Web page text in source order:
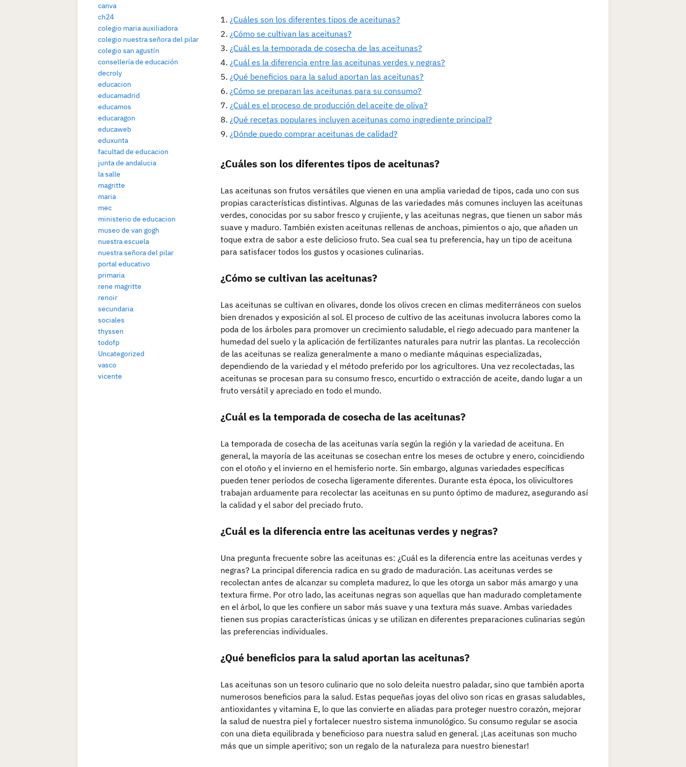
canva
ch24
colegio maria auxiliadora
colegio nuestra señora del pilar
colegio san agustín
consellería de educación
decroly
educacion
educamadrid
educamos
educaragon
educaweb
eduxunta
facultad de educacion
junta de andalucia
la salle
magritte
maria
mec
ministerio de educacion
museo de van gogh
nuestra escuela
nuestra señora del pilar
portal educativo
primaria
rene magritte
renoir
secundaria
sociales
thyssen
todofp
Uncategorized
vasco
vicente
¿Cuáles son los diferentes tipos de aceitunas?
¿Cómo se cultivan las aceitunas?
¿Cuál es la temporada de cosecha de las aceitunas?
¿Cuál es la diferencia entre las aceitunas verdes y negras?
¿Qué beneficios para la salud aportan las aceitunas?
¿Cómo se preparan las aceitunas para su consumo?
¿Cuál es el proceso de producción del aceite de oliva?
¿Qué recetas populares incluyen aceitunas como ingrediente principal?
¿Dónde puedo comprar aceitunas de calidad?
¿Cuáles son los diferentes tipos de aceitunas?
Las aceitunas son frutos versátiles que vienen en una amplia variedad de tipos, cada uno con sus
propias características distintivas. Algunas de las variedades más comunes incluyen las aceitunas
verdes, conocidas por su sabor fresco y crujiente, y las aceitunas negras, que tienen un sabor más
suave y maduro. También existen aceitunas rellenas de anchoas, pimientos o ajo, que añaden un
toque extra de sabor a este delicioso fruto. Sea cual sea tu preferencia, hay un tipo de aceituna
para satisfacer todos los gustos y ocasiones culinarias.
¿Cómo se cultivan las aceitunas?
Las aceitunas se cultivan en olivares, donde los olivos crecen en climas mediterráneos con suelos
bien drenados y exposición al sol. El proceso de cultivo de las aceitunas involucra labores como la
poda de los árboles para promover un crecimiento saludable, el riego adecuado para mantener la
humedad del suelo y la aplicación de fertilizantes naturales para nutrir las plantas. La recolección
de las aceitunas se realiza generalmente a mano o mediante máquinas especializadas,
dependiendo de la variedad y el método preferido por los agricultores. Una vez recolectadas, las
aceitunas se procesan para su consumo fresco, encurtido o extracción de aceite, dando lugar a un
fruto versátil y apreciado en todo el mundo.
¿Cuál es la temporada de cosecha de las aceitunas?
La temporada de cosecha de las aceitunas varía según la región y la variedad de aceituna. En
general, la mayoría de las aceitunas se cosechan entre los meses de octubre y enero, coincidiendo
con el otoño y el invierno en el hemisferio norte. Sin embargo, algunas variedades específicas
pueden tener períodos de cosecha ligeramente diferentes. Durante esta época, los olivicultores
trabajan arduamente para recolectar las aceitunas en su punto óptimo de madurez, asegurando así
la calidad y el sabor del preciado fruto.
¿Cuál es la diferencia entre las aceitunas verdes y negras?
Una pregunta frecuente sobre las aceitunas es: ¿Cuál es la diferencia entre las aceitunas verdes y
negras? La principal diferencia radica en su grado de maduración. Las aceitunas verdes se
recolectan antes de alcanzar su completa madurez, lo que les otorga un sabor más amargo y una
textura firme. Por otro lado, las aceitunas negras son aquellas que han madurado completamente
en el árbol, lo que les confiere un sabor más suave y una textura más suave. Ambas variedades
tienen sus propias características únicas y se utilizan en diferentes preparaciones culinarias según
las preferencias individuales.
¿Qué beneficios para la salud aportan las aceitunas?
Las aceitunas son un tesoro culinario que no solo deleita nuestro paladar, sino que también aporta
numerosos beneficios para la salud. Estas pequeñas joyas del olivo son ricas en grasas saludables,
antioxidantes y vitamina E, lo que las convierte en aliadas para proteger nuestro corazón, mejorar
la salud de nuestra piel y fortalecer nuestro sistema inmunológico. Su consumo regular se asocia
con una dieta equilibrada y beneficioso para nuestra salud en general. ¡Las aceitunas son mucho
más que un simple aperitivo; son un regalo de la naturaleza para nuestro bienestar!